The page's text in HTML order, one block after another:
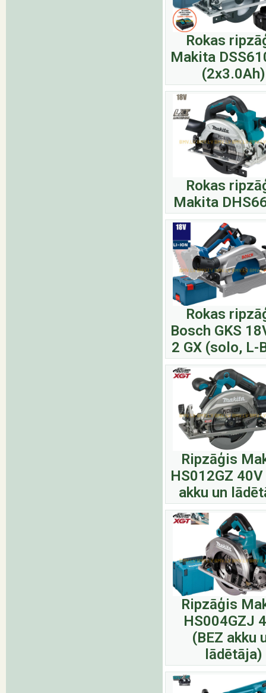
Rokas
Makita
(2x3.0Ah)
Rokas
Makita
Rokas
Bosch GKS
2 GX (solo, L-
Ripzāģis
HS012GZ 40V
akku un
Ripzāģis
HS004GZJ
(BEZ akku
lādētāja)